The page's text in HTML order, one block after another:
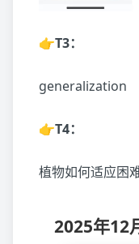
👉T3：
generalization
👉T4：
植物如何适应困
2025年12